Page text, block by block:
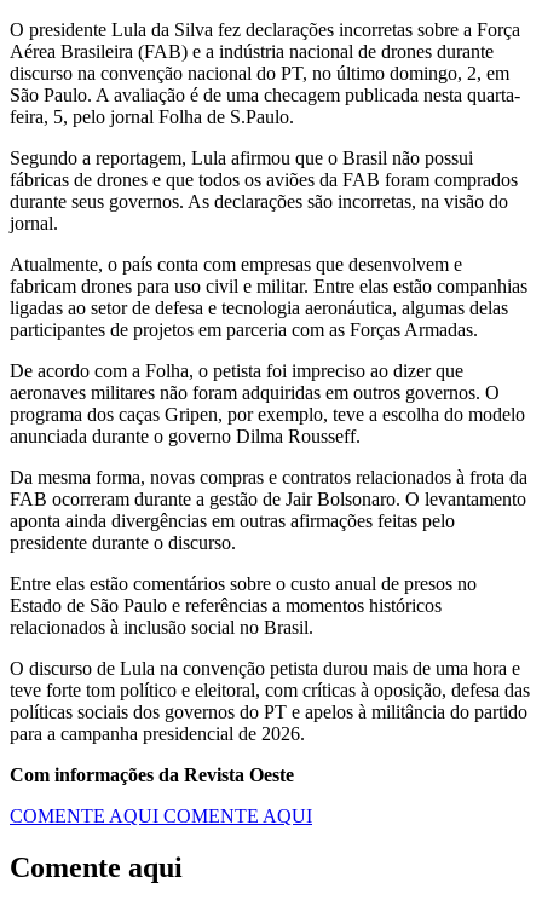
O presidente Lula da Silva fez declarações incorretas sobre a Força
Aérea Brasileira (FAB) e a indústria nacional de drones durante
discurso na convenção nacional do PT, no último domingo, 2, em
São Paulo. A avaliação é de uma checagem publicada nesta quarta-
feira, 5, pelo jornal Folha de S.Paulo.
Segundo a reportagem, Lula afirmou que o Brasil não possui
fábricas de drones e que todos os aviões da FAB foram comprados
durante seus governos. As declarações são incorretas, na visão do
jornal.
Atualmente, o país conta com empresas que desenvolvem e
fabricam drones para uso civil e militar. Entre elas estão companhias
ligadas ao setor de defesa e tecnologia aeronáutica, algumas delas
participantes de projetos em parceria com as Forças Armadas.
De acordo com a Folha, o petista foi impreciso ao dizer que
aeronaves militares não foram adquiridas em outros governos. O
programa dos caças Gripen, por exemplo, teve a escolha do modelo
anunciada durante o governo Dilma Rousseff.
Da mesma forma, novas compras e contratos relacionados à frota da
FAB ocorreram durante a gestão de Jair Bolsonaro. O levantamento
aponta ainda divergências em outras afirmações feitas pelo
presidente durante o discurso.
Entre elas estão comentários sobre o custo anual de presos no
Estado de São Paulo e referências a momentos históricos
relacionados à inclusão social no Brasil.
O discurso de Lula na convenção petista durou mais de uma hora e
teve forte tom político e eleitoral, com críticas à oposição, defesa das
políticas sociais dos governos do PT e apelos à militância do partido
para a campanha presidencial de 2026.
Com informações da Revista Oeste
COMENTE AQUI COMENTE AQUI
Comente aqui